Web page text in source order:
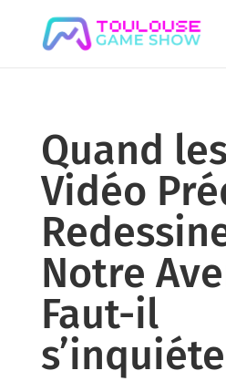
Quand
Vidéo
Notre
Faut-il